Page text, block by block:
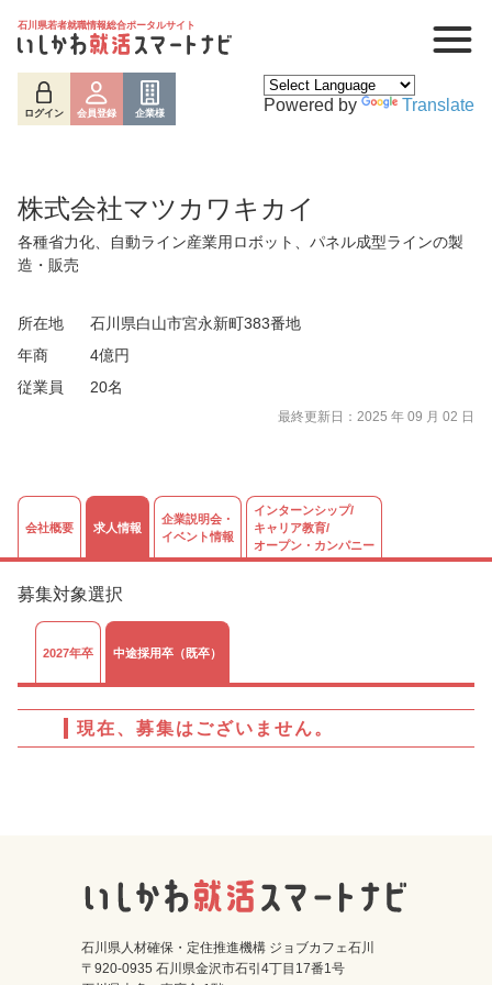
石川県若者就職情報総合ポータルサイト
ログイン 会員登録 企業様 Powered by Translate
株式会社マツカワキカイ
各種省力化、自動ライン産業用ロボット、パネル成型ラインの製
造・販売
所在地
石川県白山市宮永新町383番地
年商
4億円
従業員
20名
最終更新日：2025 年 09 月 02 日
会社概要 求人情報
企業説明会・
イベント情報
インターンシップ/
キャリア教育/
オープン・カンパニー
募集対象選択
2027年卒 中途採用卒（既卒）
現在、募集はございません。
石川県人材確保・定住推進機構 ジョブカフェ石川
〒920-0935 石川県金沢市石引4丁目17番1号